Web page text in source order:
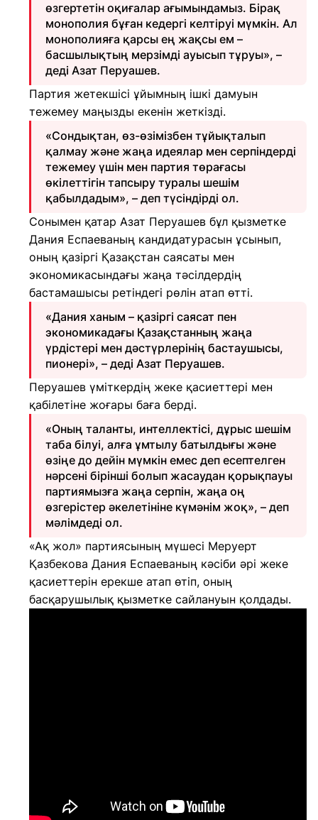
өзгертетін оқиғалар ағымындамыз. Бірақ
монополия бұған кедергі келтіруі мүмкін. Ал
монополияға қарсы ең жақсы ем –
басшылықтың мерзімді ауысып тұруы», –
деді Азат Перуашев.
Партия жетекшісі ұйымның ішкі дамуын
тежемеу маңызды екенін жеткізді.
«Сондықтан, өз-өзімізбен тұйықталып
қалмау және жаңа идеялар мен серпіндерді
тежемеу үшін мен партия төрағасы
өкілеттігін тапсыру туралы шешім
қабылдадым», – деп түсіндірді ол.
Сонымен қатар Азат Перуашев бұл қызметке
Дания Еспаеваның кандидатурасын ұсынып,
оның қазіргі Қазақстан саясаты мен
экономикасындағы жаңа тәсілдердің
бастамашысы ретіндегі рөлін атап өтті.
«Дания ханым – қазіргі саясат пен
экономикадағы Қазақстанның жаңа
үрдістері мен дәстүрлерінің бастаушысы,
пионері», – деді Азат Перуашев.
Перуашев үміткердің жеке қасиеттері мен
қабілетіне жоғары баға берді.
«Оның таланты, интеллектісі, дұрыс шешім
таба білуі, алға ұмтылу батылдығы және
өзіңе до дейін мүмкін емес деп есептелген
нәрсені бірінші болып жасаудан қорықпауы
партиямызға жаңа серпін, жаңа оң
өзгерістер әкелетініне күмәнім жоқ», – деп
мәлімдеді ол.
«Ақ жол» партиясының мүшесі Меруерт
Қазбекова Дания Еспаеваның кәсіби әрі жеке
қасиеттерін ерекше атап өтіп, оның
басқарушылық қызметке сайлануын қолдады.